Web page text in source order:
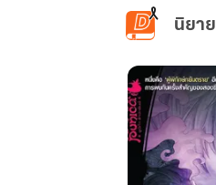
ข้ามไปยังเนื้อหาหลัก
นิยาย